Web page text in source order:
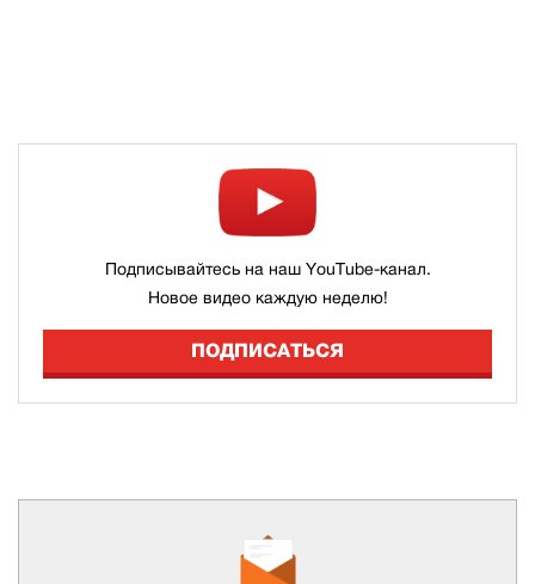
Подписывайтесь на наш YouTube-канал.
Новое видео каждую неделю!
ПОДПИСАТЬСЯ